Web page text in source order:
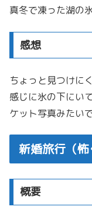
真冬で凍った湖の
感想
ちょっと見つけに
感じに氷の下にい
ケット写真みたいで
新婚旅行（怖
概要